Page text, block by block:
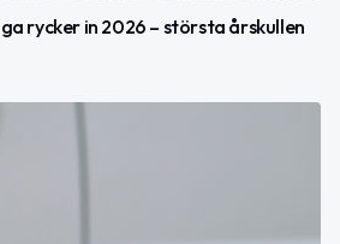
rycker in 2026 – största årskullen